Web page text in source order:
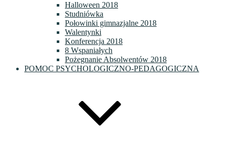
Halloween 2018
Studniówka
Połowinki gimnazjalne 2018
Walentynki
Konferencja 2018
8 Wspaniałych
Pożegnanie Absolwentów 2018
POMOC PSYCHOLOGICZNO-PEDAGOGICZNA